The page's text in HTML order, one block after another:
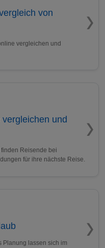
von
vergleichen und
und
Reisende bei
für ihre nächste Reise.
Planung lassen sich im